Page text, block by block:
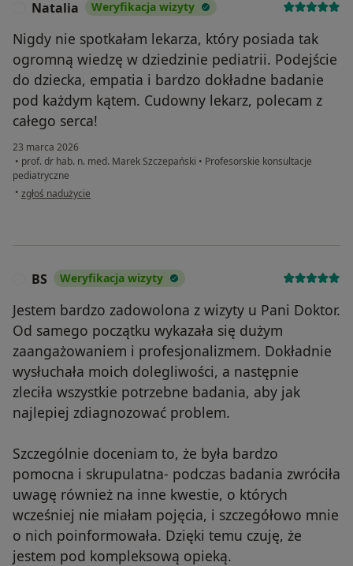
Natalia Weryfikacja wizyty
Nigdy nie spotkałam lekarza, który posiada tak
ogromną wiedzę w dziedzinie pediatrii. Podejście
do dziecka, empatia i bardzo dokładne badanie
pod każdym kątem. Cudowny lekarz, polecam z
całego serca!
23 marca 2026
• prof. dr hab. n. med. Marek Szczepański • Profesorskie konsultacje
pediatryczne
• w opinii użytkownika Natalia
zgłoś nadużycie
BS Weryfikacja wizyty
Jestem bardzo zadowolona z wizyty u Pani Doktor.
Od samego początku wykazała się dużym
zaangażowaniem i profesjonalizmem. Dokładnie
wysłuchała moich dolegliwości, a następnie
zleciła wszystkie potrzebne badania, aby jak
najlepiej zdiagnozować problem.
Szczególnie doceniam to, że była bardzo
pomocna i skrupulatna- podczas badania zwróciła
uwagę również na inne kwestie, o których
wcześniej nie miałam pojęcia, i szczegółowo mnie
o nich poinformowała. Dzięki temu czuję, że
jestem pod kompleksową opieką.